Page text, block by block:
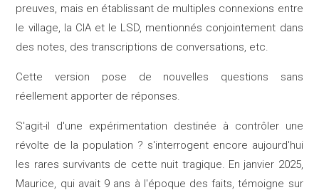
preuves, mais en établissant de multiples connexions entre
le village, la CIA et le LSD, mentionnés conjointement dans
des notes, des transcriptions de conversations, etc.
Cette version pose de nouvelles questions sans
réellement apporter de réponses.
S'agit-il d'une expérimentation destinée à contrôler une
révolte de la population ? s'interrogent encore aujourd'hui
les rares survivants de cette nuit tragique. En janvier 2025,
Maurice, qui avait 9 ans à l'époque des faits, témoigne sur